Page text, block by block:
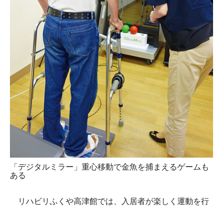
「デジタルミラー」重心移動で金魚を捕まえるゲームも
ある
リハビリふくや高津館では、入居者が楽しく運動を行